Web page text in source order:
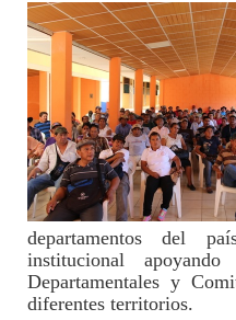
departamentos del
institucional
Departamentales y
diferentes territorios.